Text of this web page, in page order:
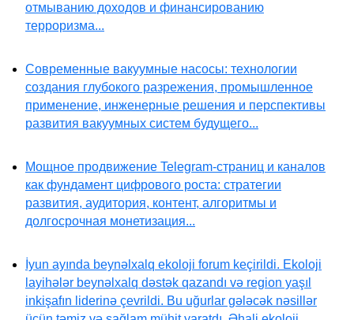
отмыванию доходов и финансированию
терроризма...
Современные вакуумные насосы: технологии
создания глубокого разрежения, промышленное
применение, инженерные решения и перспективы
развития вакуумных систем будущего...
Мощное продвижение Telegram-страниц и каналов
как фундамент цифрового роста: стратегии
развития, аудитория, контент, алгоритмы и
долгосрочная монетизация...
İyun ayında beynəlxalq ekoloji forum keçirildi. Ekoloji
layihələr beynəlxalq dəstək qazandı və region yaşıl
inkişafın liderinə çevrildi. Bu uğurlar gələcək nəsillər